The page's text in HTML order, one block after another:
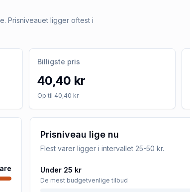
Prisniveauet ligger oftest i
Billigste pris
40,40 kr
Op til 40,40 kr
Prisniveau lige nu
Flest varer ligger i intervallet 25-50 kr.
Under 25 kr
De mest budgetvenlige tilbud